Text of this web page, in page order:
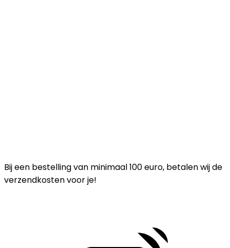
Bij een bestelling van minimaal 100 euro, betalen wij de
verzendkosten voor je!